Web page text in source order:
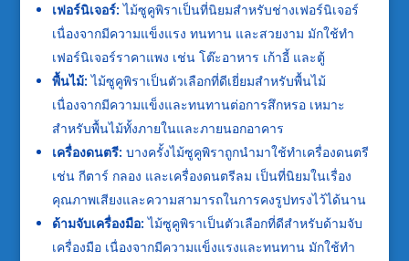
เฟอร์นิเจอร์: ไม้ซูคูพิราเป็นที่นิยมสำหรับช่างเฟอร์นิเจอร์
เนื่องจากมีความแข็งแรง ทนทาน และสวยงาม มักใช้ทำ
เฟอร์นิเจอร์ราคาแพง เช่น โต๊ะอาหาร เก้าอี้ และตู้
พื้นไม้: ไม้ซูคูพิราเป็นตัวเลือกที่ดีเยี่ยมสำหรับพื้นไม้
เนื่องจากมีความแข็งและทนทานต่อการสึกหรอ เหมาะ
สำหรับพื้นไม้ทั้งภายในและภายนอกอาคาร
เครื่องดนตรี: บางครั้งไม้ซูคูพิราถูกนำมาใช้ทำเครื่องดนตรี
เช่น กีตาร์ กลอง และเครื่องดนตรีลม เป็นที่นิยมในเรื่อง
คุณภาพเสียงและความสามารถในการคงรูปทรงไว้ได้นาน
ด้ามจับเครื่องมือ: ไม้ซูคูพิราเป็นตัวเลือกที่ดีสำหรับด้ามจับ
เครื่องมือ เนื่องจากมีความแข็งแรงและทนทาน มักใช้ทำ